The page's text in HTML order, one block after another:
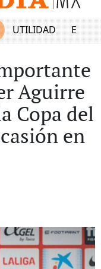
UTILIDAD
Aguirre
Copa del
en